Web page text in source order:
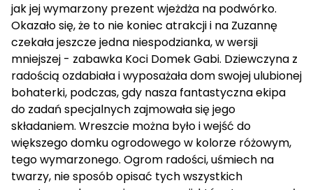
jak jej wymarzony prezent wjeżdża na podwórko.
Okazało się, że to nie koniec atrakcji i na Zuzannę
czekała jeszcze jedna niespodzianka, w wersji
mniejszej - zabawka Koci Domek Gabi. Dziewczyna z
radością ozdabiała i wyposażała dom swojej ulubionej
bohaterki, podczas, gdy nasza fantastyczna ekipa
do zadań specjalnych zajmowała się jego
składaniem. Wreszcie można było i wejść do
większego domku ogrodowego w kolorze różowym,
tego wymarzonego. Ogrom radości, uśmiech na
twarzy, nie sposób opisać tych wszystkich